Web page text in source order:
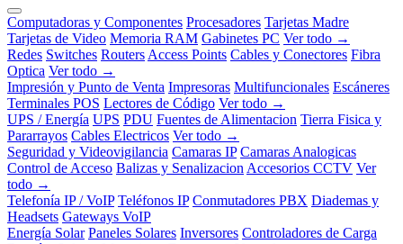
Computadoras y Componentes Procesadores Tarjetas Madre
Tarjetas de Video Memoria RAM Gabinetes PC Ver todo →
Redes Switches Routers Access Points Cables y Conectores Fibra
Optica Ver todo →
Impresión y Punto de Venta Impresoras Multifuncionales Escáneres
Terminales POS Lectores de Código Ver todo →
UPS / Energía UPS PDU Fuentes de Alimentacion Tierra Fisica y
Pararrayos Cables Electricos Ver todo →
Seguridad y Videovigilancia Camaras IP Camaras Analogicas
Control de Acceso Balizas y Senalizacion Accesorios CCTV Ver
todo →
Telefonía IP / VoIP Teléfonos IP Conmutadores PBX Diademas y
Headsets Gateways VoIP
Energía Solar Paneles Solares Inversores Controladores de Carga